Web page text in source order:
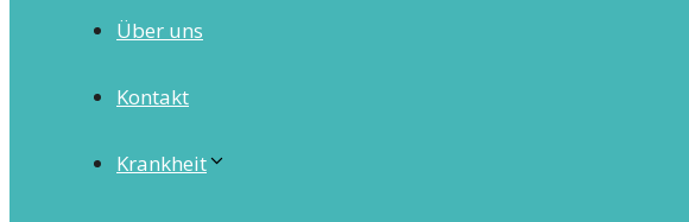
Über uns
Kontakt
Krankheit